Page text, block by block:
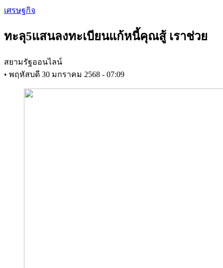
Skip
content
เศรษฐกิจ
ทะลุ5แสนลงทะเบียนแก้หนี้คุณสู้ เราช่วย
สยามรัฐออนไลน์
• พฤหัสบดี 30 มกราคม 2568 - 07:09